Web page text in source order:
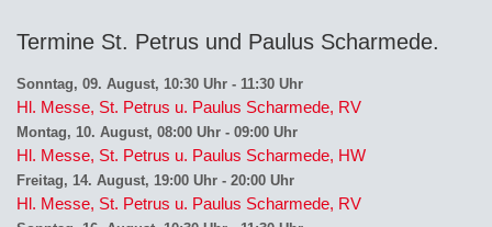
Termine St. Petrus und Paulus Scharmede
Sonntag, 09. August, 10:30 Uhr - 11:30 Uhr
Hl. Messe, St. Petrus u. Paulus Scharmede, RV
Montag, 10. August, 08:00 Uhr - 09:00 Uhr
Hl. Messe, St. Petrus u. Paulus Scharmede, HW
Freitag, 14. August, 19:00 Uhr - 20:00 Uhr
Hl. Messe, St. Petrus u. Paulus Scharmede, RV